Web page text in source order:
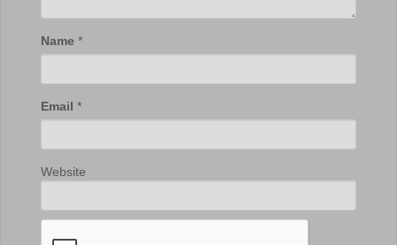
Name *
Email *
Website